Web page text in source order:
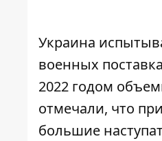
Украина
военных
2022 годом
отмечали, что
большие